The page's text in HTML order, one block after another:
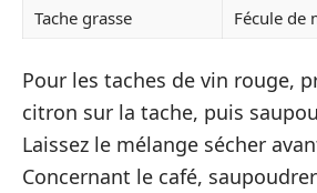
Tache grasse
Fécule de
Pour les taches de vin rouge,
citron sur la tache, puis
Laissez le mélange sécher
Concernant le café,